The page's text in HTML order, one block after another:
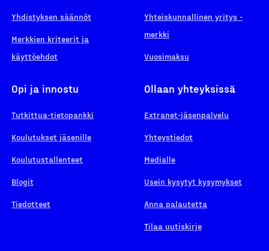
Yhdistyksen säännöt
Merkkien kriteerit ja
käyttöehdot
Yhteiskunnallinen yritys -
merkki
Vuosimaksu
Opi ja innostu
Tutkittua-tietopankki
Koulutukset jäsenille
Koulutustallenteet
Blogit
Tiedotteet
Ollaan yhteyksissä
Extranet-jäsenpalvelu
Yhteystiedot
Medialle
Usein kysytyt kysymykset
Anna palautetta
Tilaa uutiskirje